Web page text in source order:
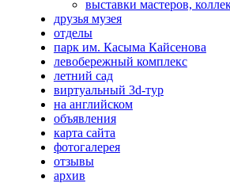
выставки мастеров,
друзья музея
отделы
парк им. Касыма Кайсенова
левобережный комплекс
летний сад
виртуальный 3d-тур
на английском
объявления
карта сайта
фотогалерея
отзывы
архив